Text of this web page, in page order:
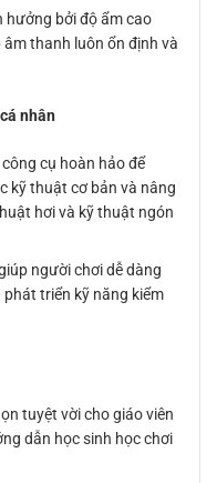
hưởng bởi độ ẩm cao
thanh luôn ổn định và
nhân
cụ hoàn hảo để
kỹ thuật cơ bản và nâng
hơi và kỹ thuật ngón
người chơi dễ dàng
triển kỹ năng kiểm
tuyệt vời cho giáo viên
dẫn học sinh học chơi